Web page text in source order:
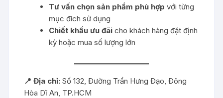
Tư vấn chọn sản phẩm phù hợp với từng
mục đích sử dụng
Chiết khấu ưu đãi cho khách hàng đặt định
kỳ hoặc mua số lượng lớn
📍 Địa chỉ: Số 132, Đường Trần Hưng Đạo, Đông
Hòa Dĩ An, TP.HCM